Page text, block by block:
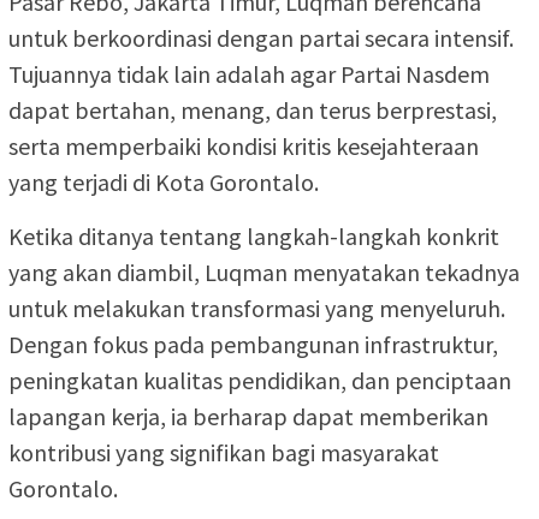
untuk berkoordinasi dengan partai secara intensif.
Tujuannya tidak lain adalah agar Partai Nasdem
dapat bertahan, menang, dan terus berprestasi,
serta memperbaiki kondisi kritis kesejahteraan
yang terjadi di Kota Gorontalo.
Ketika ditanya tentang langkah-langkah konkrit
yang akan diambil, Luqman menyatakan tekadnya
untuk melakukan transformasi yang menyeluruh.
Dengan fokus pada pembangunan infrastruktur,
peningkatan kualitas pendidikan, dan penciptaan
lapangan kerja, ia berharap dapat memberikan
kontribusi yang signifikan bagi masyarakat
Gorontalo.